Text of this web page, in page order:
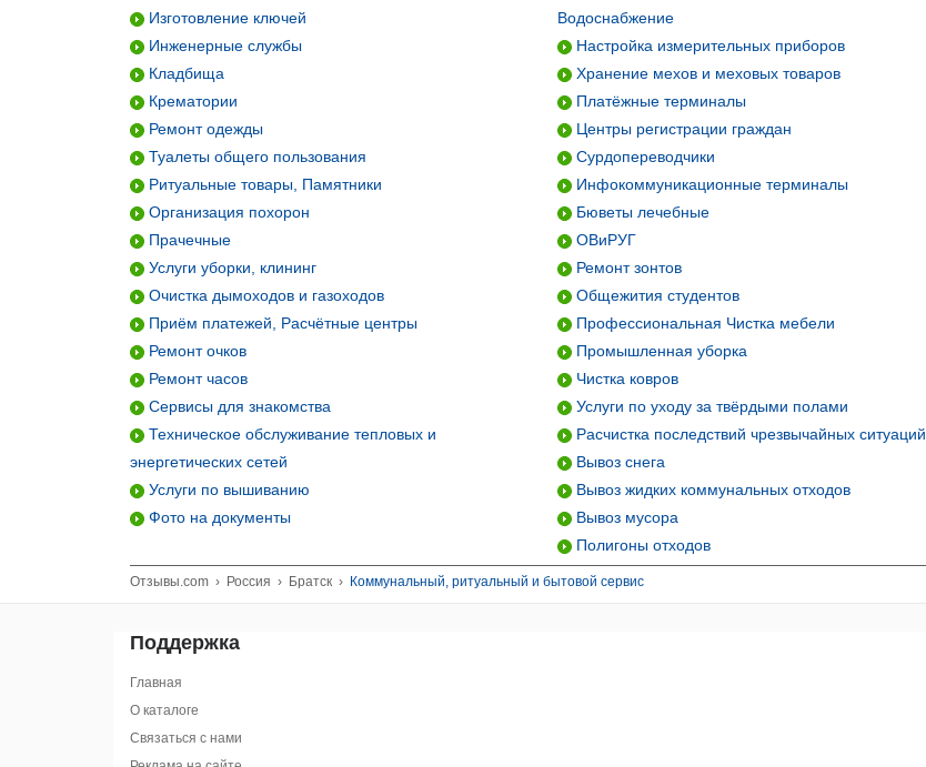
Изготовление ключей
Инженерные службы
Кладбища
Крематории
Ремонт одежды
Туалеты общего пользования
Ритуальные товары, Памятники
Организация похорон
Прачечные
Услуги уборки, клининг
Очистка дымоходов и газоходов
Приём платежей, Расчётные центры
Ремонт очков
Ремонт часов
Сервисы для знакомства
Техническое обслуживание тепловых и
энергетических сетей
Услуги по вышиванию
Фото на документы
Водоснабжение
Настройка измерительных приборов
Хранение мехов и меховых товаров
Платёжные терминалы
Центры регистрации граждан
Сурдопереводчики
Инфокоммуникационные терминалы
Бюветы лечебные
ОВиРУГ
Ремонт зонтов
Общежития студентов
Профессиональная Чистка мебели
Промышленная уборка
Чистка ковров
Услуги по уходу за твёрдыми полами
Расчистка последствий чрезвычайных ситуаций
Вывоз снега
Вывоз жидких коммунальных отходов
Вывоз мусора
Полигоны отходов
Отзывы.com › Россия › Братск › Коммунальный, ритуальный и бытовой сервис
Поддержка
Главная
О каталоге
Связаться с нами